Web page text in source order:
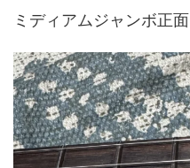
ミディアムジャンボ正面